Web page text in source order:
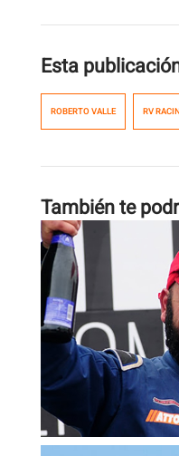
Esta
ROBERTO VALLE RV
También te